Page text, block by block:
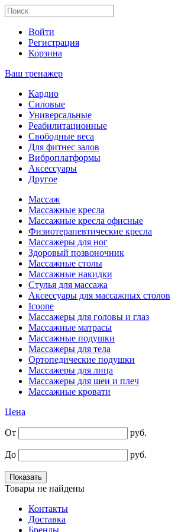
Войти
Регистрация
Корзина
Ваш тренажер
Кардио
Силовые
Универсальные
Реабилитационные
Свободные веса
Для фитнес залов
Виброплатформы
Аксессуары
Другое
Массаж
Массажные кресла
Массажные кресла офисные
Физиотерапевтические кресла
Массажеры для ног
Здоровый позвоночник
Массажные столы
Массажные накидки
Стулья для массажа
Аксессуары для массажных столов
Icoone
Массажеры для головы и глаз
Массажные матрасы
Массажные подушки
Массажеры для тела
Ортопедические подушки
Массажеры для лица
Массажеры для шеи и плеч
Массажные кровати
Цена
От руб.
До руб.
Товары не найдены
Контакты
Доставка
Бренды